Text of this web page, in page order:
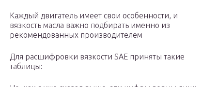
Каждый двигатель имеет свои особенности, и
вязкость масла важно подбирать именно из
рекомендованных производителем
Для расшифровки вязкости SAE приняты такие
таблицы: